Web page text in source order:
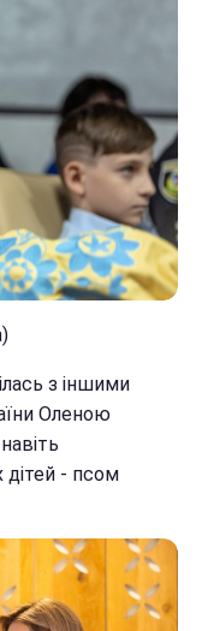
з іншими
Оленою
дітей - псом